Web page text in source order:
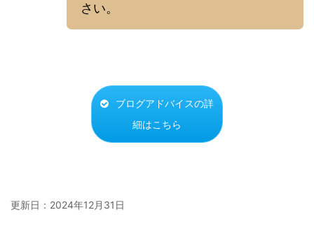
さい。
ブログアドバイスの詳
細はこちら
更新日： 2024年12月31日